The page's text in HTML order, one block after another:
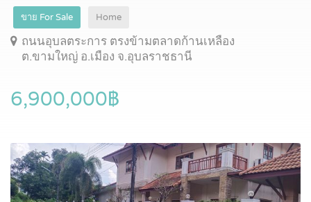
ขาย For Sale Home
ถนนอุบลตระการ ตรงข้ามตลาดก้านเหลือง
ต.ขามใหญ่ อ.เมือง จ.อุบลราชธานี
6,900,000฿